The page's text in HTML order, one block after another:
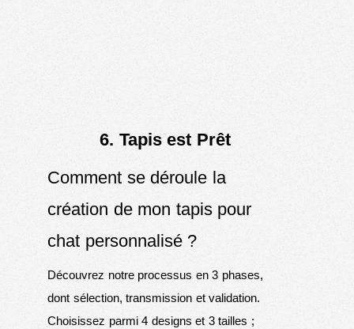
6. Tapis est Prêt
Comment se déroule la
création de mon tapis pour
chat personnalisé ?
Découvrez notre processus en 3 phases,
dont sélection, transmission et validation.
Choisissez parmi 4 designs et 3 tailles ;